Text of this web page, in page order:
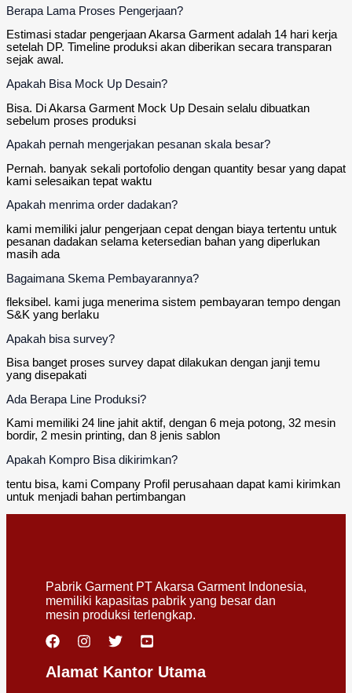
Berapa Lama Proses Pengerjaan?
Estimasi stadar pengerjaan Akarsa Garment adalah 14 hari kerja
setelah DP. Timeline produksi akan diberikan secara transparan
sejak awal.
Apakah Bisa Mock Up Desain?
Bisa. Di Akarsa Garment Mock Up Desain selalu dibuatkan
sebelum proses produksi
Apakah pernah mengerjakan pesanan skala besar?
Pernah. banyak sekali portofolio dengan quantity besar yang dapat
kami selesaikan tepat waktu
Apakah menrima order dadakan?
kami memiliki jalur pengerjaan cepat dengan biaya tertentu untuk
pesanan dadakan selama ketersedian bahan yang diperlukan
masih ada
Bagaimana Skema Pembayarannya?
fleksibel. kami juga menerima sistem pembayaran tempo dengan
S&K yang berlaku
Apakah bisa survey?
Bisa banget proses survey dapat dilakukan dengan janji temu
yang disepakati
Ada Berapa Line Produksi?
Kami memiliki 24 line jahit aktif, dengan 6 meja potong, 32 mesin
bordir, 2 mesin printing, dan 8 jenis sablon
Apakah Kompro Bisa dikirimkan?
tentu bisa, kami Company Profil perusahaan dapat kami kirimkan
untuk menjadi bahan pertimbangan
Pabrik Garment PT Akarsa Garment Indonesia,
memiliki kapasitas pabrik yang besar dan
mesin produksi terlengkap.
Alamat Kantor Utama